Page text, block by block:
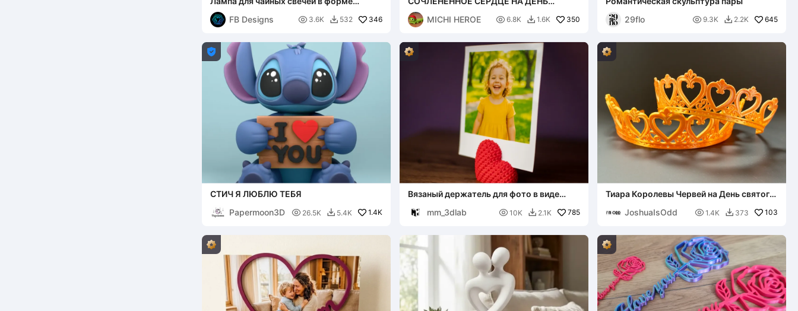
сердца
FB Designs
 3.6K  532 346
СВЯТОГО ВАЛЕНТИНА - ГИБКОЕ СЕРДЦЕ
MICHI HEROE
 6.8K  1.6K 350
29flo
 9.3K  2.2K 645

СТИЧ Я ЛЮБЛЮ ТЕБЯ
Papermoon3D
 26.5K  5.4K 1.4K
Вязаный держатель для фото в виде
mm_3dlab
 10K  2.1K 785
Тиара Королевы Червей на День святого
JoshuaIsOdd
 1.4K  373 103